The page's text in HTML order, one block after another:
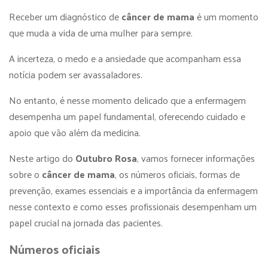
Receber um diagnóstico decâncer de mamaé um momento
que muda a vida de uma mulher para sempre.
A incerteza, o medo e a ansiedade que acompanham essa
notícia podem ser avassaladores.
No entanto, é nesse momento delicado que a enfermagem
desempenha um papel fundamental, oferecendo cuidado e
apoio que vão além da medicina.
Neste artigo do Outubro Rosa, vamos fornecer informações
sobre o câncer de mama, os números oficiais, formas de
prevenção, exames essenciais e a importância da enfermagem
nesse contexto e como esses profissionais desempenham um
papel crucial na jornada das pacientes.
Números oficiais